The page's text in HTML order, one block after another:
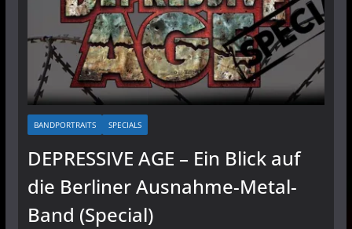
BANDPORTRAITS SPECIALS
DEPRESSIVE AGE – Ein Blick auf
die Berliner Ausnahme-Metal-
Band (Special)